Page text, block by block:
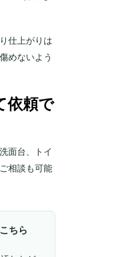
仕上がりは
めないよう
依頼で
面台、トイ
相談も可能
ちら